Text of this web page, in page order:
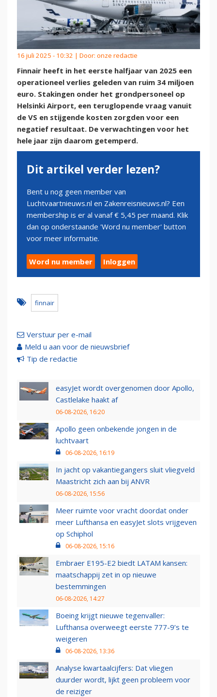
16 juli 2025 - 10:32 | Door: onze redactie
Finnair heeft in het eerste halfjaar van 2025 een
operationeel verlies geleden van ruim 34 miljoen
euro. Stakingen onder het grondpersoneel op
Helsinki Airport, een teruglopende vraag vanuit
de VS en stijgende kosten zorgden voor een
negatief resultaat. De verwachtingen voor het
hele jaar zijn daarom getemperd.
Dit artikel verder lezen?
Bent u nog geen member van
Luchtvaartnieuws.nl en Zakenreisnieuws.nl? Een
membership is er al vanaf € 5,45 per maand. Klik
dan op onderstaande 'Word nu member' button
voor meer informatie.
Word nu member Inloggen
finnair
Verstuur per e-mail
Meld u aan voor de nieuwsbrief
Tip de redactie
easyJet wordt overgenomen door Apollo,
Castlelake haakt af
06-08-2026, 16:20
Apollo geen onbekende jongen in de
luchtvaart
06-08-2026, 16:19
In jacht op vakantiegangers sluit vliegveld
Maastricht zich aan bij ANVR
06-08-2026, 15:56
Meer ruimte voor vracht doordat onder
meer Lufthansa en easyJet slots vrijgeven
op Schiphol
06-08-2026, 15:16
Embraer E195-E2 biedt LATAM kansen:
maatschappij zet in op nieuwe
bestemmingen
06-08-2026, 14:27
Boeing krijgt nieuwe tegenvaller:
Lufthansa overweegt eerste 777-9’s te
weigeren
06-08-2026, 13:36
Analyse kwartaalcijfers: Dat vliegen
duurder wordt, lijkt geen probleem voor
de reiziger